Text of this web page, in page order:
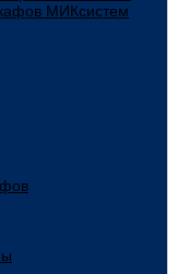
МИКсистем